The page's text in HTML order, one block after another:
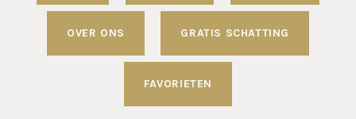
OVER ONS GRATIS SCHATTING
FAVORIETEN